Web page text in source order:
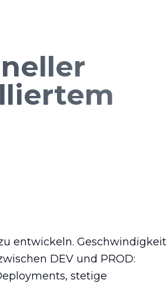
entwickeln. Geschwindigkeit
DEV und PROD:
stetige